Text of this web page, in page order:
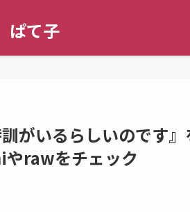
ぱて子
がいるらしいのです
rawをチェック